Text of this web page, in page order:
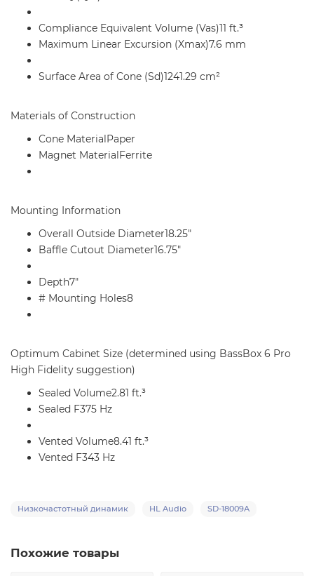
Compliance Equivalent Volume (Vas)11 ft.³
Maximum Linear Excursion (Xmax)7.6 mm
Surface Area of Cone (Sd)1241.29 cm²
Materials of Construction
Cone MaterialPaper
Magnet MaterialFerrite
Mounting Information
Overall Outside Diameter18.25"
Baffle Cutout Diameter16.75"
Depth7"
# Mounting Holes8
Optimum Cabinet Size (determined using BassBox 6 Pro
High Fidelity suggestion)
Sealed Volume2.81 ft.³
Sealed F375 Hz
Vented Volume8.41 ft.³
Vented F343 Hz
Низкочастотный динамик HL Audio SD-18009A
Похожие товары